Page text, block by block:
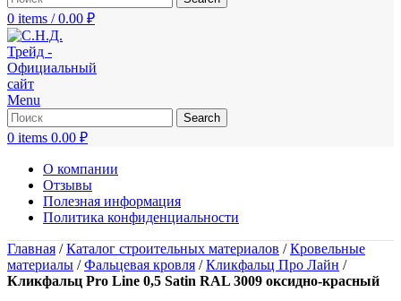
0 items / 0.00 ₽
Menu
Search
0 items 0.00 ₽
О компании
Отзывы
Полезная информация
Политика конфиденциальности
Главная /Каталог строительных материалов /Кровельные
материалы /Фальцевая кровля /Кликфальц Про Лайн /
Кликфальц Pro Line 0,5 Satin RAL 3009 оксидно-красный